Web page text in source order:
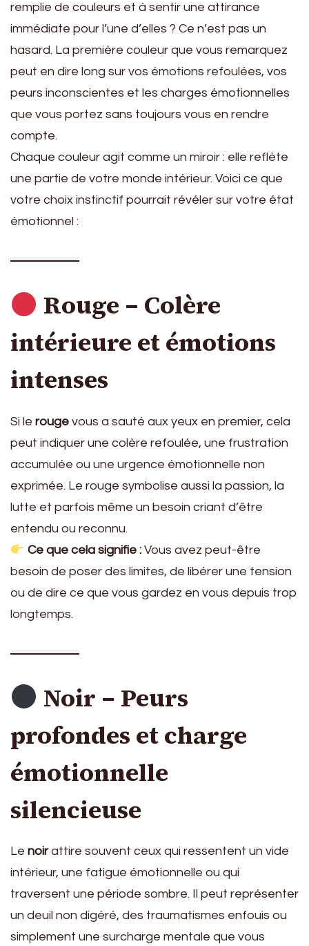
remplie de couleurs et à sentir une attirance
immédiate pour l’une d’elles ? Ce n’est pas un
hasard. La première couleur que vous remarquez
peut en dire long sur vos émotions refoulées, vos
peurs inconscientes et les charges émotionnelles
que vous portez sans toujours vous en rendre
compte.
Chaque couleur agit comme un miroir : elle reflète
une partie de votre monde intérieur. Voici ce que
votre choix instinctif pourrait révéler sur votre état
émotionnel :
Rouge – Colère
intérieure et émotions
intenses
Si le rouge vous a sauté aux yeux en premier, cela
peut indiquer une colère refoulée, une frustration
accumulée ou une urgence émotionnelle non
exprimée. Le rouge symbolise aussi la passion, la
lutte et parfois même un besoin criant d’être
entendu ou reconnu.
Ce que cela signifie :Vous avez peut-être
besoin de poser des limites, de libérer une tension
ou de dire ce que vous gardez en vous depuis trop
longtemps.
Noir – Peurs
profondes et charge
émotionnelle
silencieuse
Le noirattire souvent ceux qui ressentent un vide
intérieur, une fatigue émotionnelle ou qui
traversent une période sombre. Il peut représenter
un deuil non digéré, des traumatismes enfouis ou
simplement une surcharge mentale que vous